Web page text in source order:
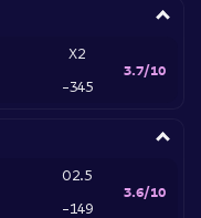
X2
-345
3.7/10
O2.5
-149
3.6/10